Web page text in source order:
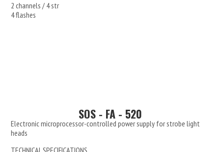
2 channels / 4 str
4 flashes
SOS - FA - 520
Electronic microprocessor-controlled power supply for strobe light
heads
TECHNICAL SPECIFICATIONS